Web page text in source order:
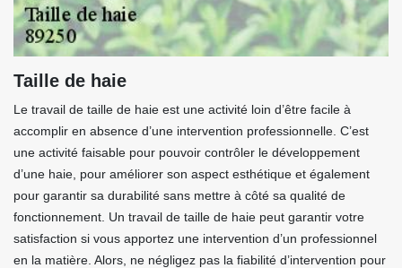
Taille de haie
Le travail de taille de haie est une activité loin d’être facile à
accomplir en absence d’une intervention professionnelle. C’est
une activité faisable pour pouvoir contrôler le développement
d’une haie, pour améliorer son aspect esthétique et également
pour garantir sa durabilité sans mettre à côté sa qualité de
fonctionnement. Un travail de taille de haie peut garantir votre
satisfaction si vous apportez une intervention d’un professionnel
en la matière. Alors, ne négligez pas la fiabilité d’intervention pour